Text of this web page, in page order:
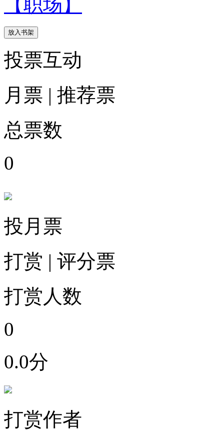
【职场】
放入书架
投票互动
月票 | 推荐票
总票数
0
投月票
打赏 | 评分票
打赏人数
0
0.0分
打赏作者